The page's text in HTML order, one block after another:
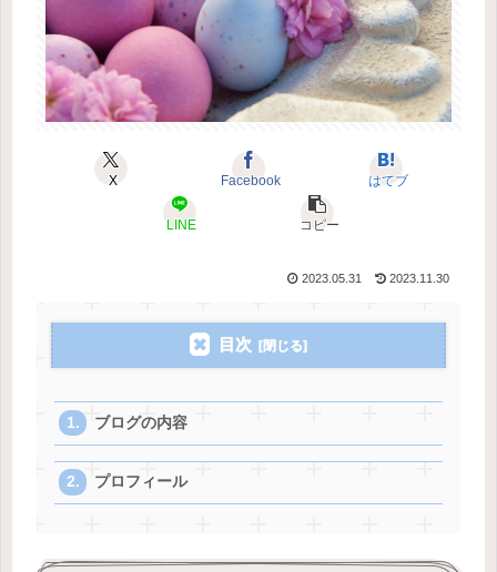
X Facebook はてブ
LINE コピー
2023.05.31 2023.11.30
目次
ブログの内容
プロフィール